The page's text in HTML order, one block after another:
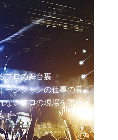
プロの舞台裏
ージシャンの仕事の裏
ないプロの現場を覗い
よう！